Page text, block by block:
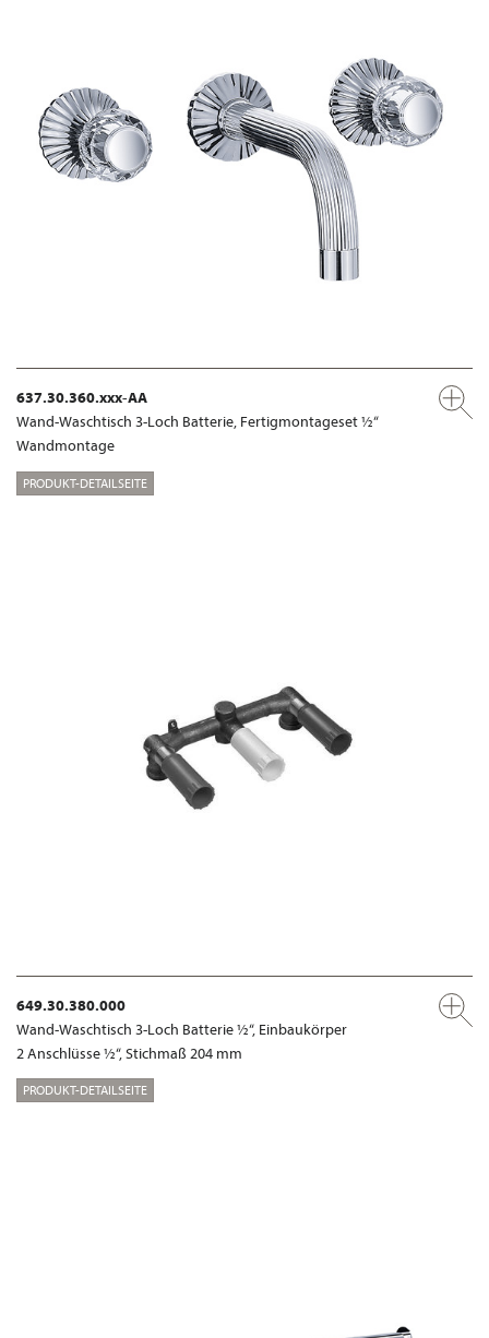
637.30.360.xxx-AA
Wand-Waschtisch 3-Loch Batterie, Fertigmontageset ½“
Wandmontage
PRODUKT-DETAILSEITE
649.30.380.000
Wand-Waschtisch 3-Loch Batterie ½“, Einbaukörper
2 Anschlüsse ½“, Stichmaß 204 mm
PRODUKT-DETAILSEITE